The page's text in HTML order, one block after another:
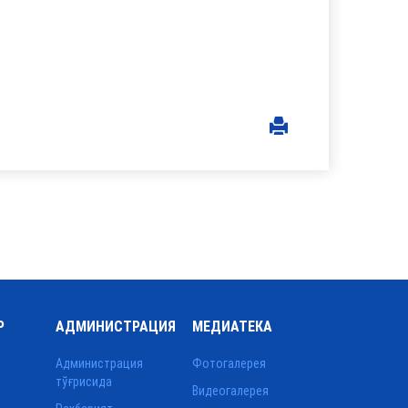
АДМИНИСТРАЦИЯ
Администрация
тўғрисида
МЕДИАТЕКА
Фотогалерея
Видеогалерея